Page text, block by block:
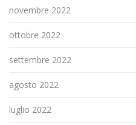
novembre 2022
ottobre 2022
settembre 2022
agosto 2022
luglio 2022